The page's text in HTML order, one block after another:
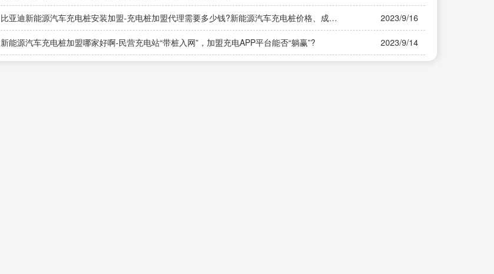
比亚迪新能源汽车充电桩安装加盟-充电桩加盟代理需要多少钱?新能源汽车充电桩价格、成
本、费用
2023/9/16
新能源汽车充电桩加盟哪家好啊-民营充电站“带桩入网”，加盟充电APP平台能否“躺赢”? 2023/9/14